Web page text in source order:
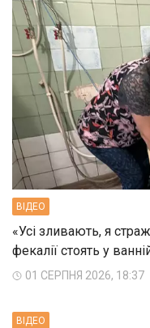
ВIДЕО
«Усі зливають, я
фекалії стоять у
01 СЕРПНЯ 2026, 18:37
ВIДЕО